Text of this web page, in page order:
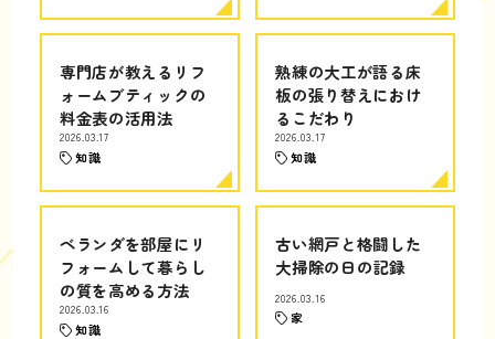
専門店が教えるリフ
ォームブティックの
料金表の活用法
2026.03.17
知識
熟練の大工が語る床
板の張り替えにおけ
るこだわり
2026.03.17
知識
ベランダを部屋にリ
フォームして暮らし
の質を高める方法
2026.03.16
知識
古い網戸と格闘した
大掃除の日の記録
2026.03.16
家